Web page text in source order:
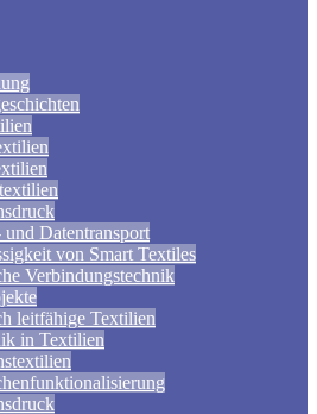
und Datentransport
von Smart Textiles
Verbindungstechnik
leitfähige Textilien
in Textilien